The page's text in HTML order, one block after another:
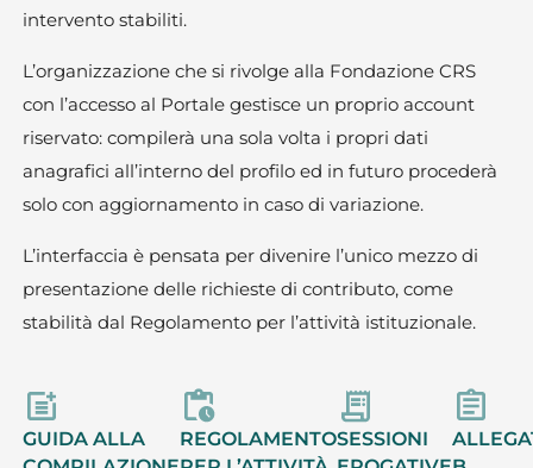
intervento stabiliti.
L’organizzazione che si rivolge alla Fondazione CRS
con l’accesso al Portale gestisce un proprio account
riservato: compilerà una sola volta i propri dati
anagrafici all’interno del profilo ed in futuro procederà
solo con aggiornamento in caso di variazione.
L’interfaccia è pensata per divenire l’unico mezzo di
presentazione delle richieste di contributo, come
stabilità dal Regolamento per l’attività istituzionale.
GUIDA ALLA
REGOLAMENTOSESSIONI